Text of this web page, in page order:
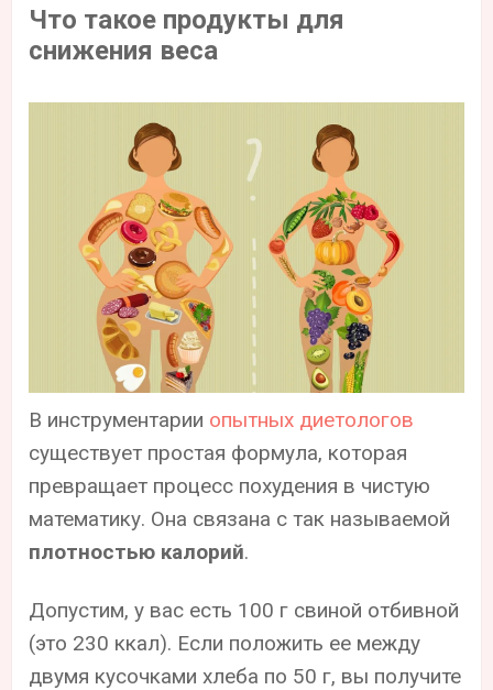
Что такое продукты для
снижения веса
В инструментарии опытных диетологов
существует простая формула, которая
превращает процесс похудения в чистую
математику. Она связана с так называемой
плотностью калорий.
Допустим, у вас есть 100 г свиной отбивной
(это 230 ккал). Если положить ее между
двумя кусочками хлеба по 50 г, вы получите